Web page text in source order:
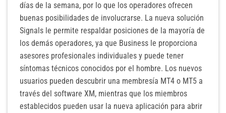
días de la semana, por lo que los operadores ofrecen
buenas posibilidades de involucrarse. La nueva solución
Signals le permite respaldar posiciones de la mayoría de
los demás operadores, ya que Business le proporciona
asesores profesionales individuales y puede tener
síntomas técnicos conocidos por el hombre. Los nuevos
usuarios pueden descubrir una membresía MT4 o MT5 a
través del software XM, mientras que los miembros
establecidos pueden usar la nueva aplicación para abrir